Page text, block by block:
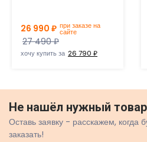
26 990 ₽ при заказе на
сайте
27 490 ₽
хочу купить за 26 790 ₽
Не нашёл нужный
Оставь заявку - расскажем, когда
заказать!